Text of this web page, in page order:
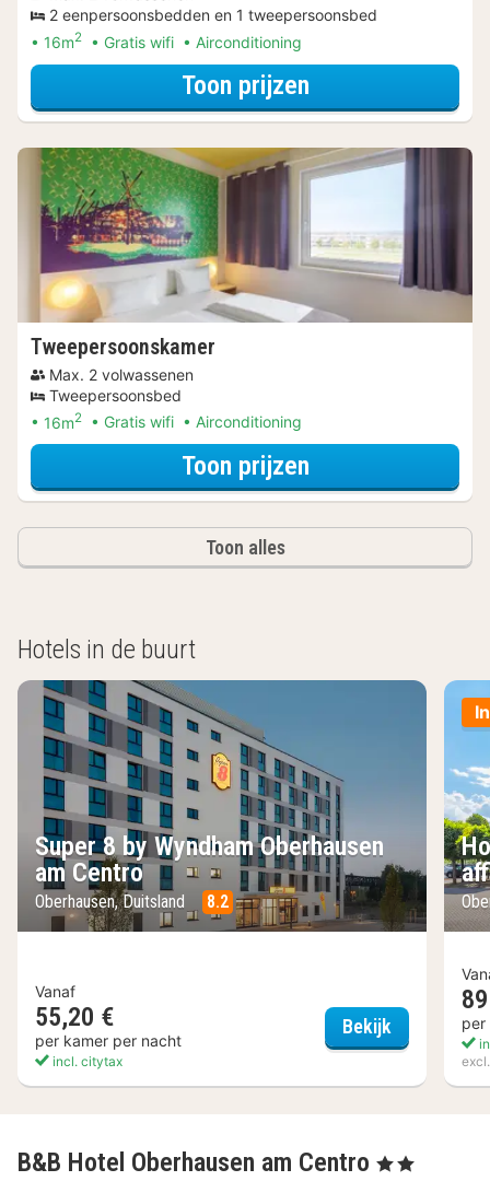
2 eenpersoonsbedden en 1 tweepersoonsbed
16m2 Gratis wifi Airconditioning
Toon prijzenvoor Beleef de
Tweepersoonskamer
Max. 2 volwassenen
Tweepersoonsbed
16m2 Gratis wifi Airconditioning
Toon prijzenvoor Beleef de
Toon alles
Hotels in de buurt
Super 8 by Wyndham Oberhausen
am Centro
Oberhausen, Duitsland 8.2
Vanaf
55,20 €
per kamer per nacht
incl. citytax
Bekijk Super 8 by
per
B&B Hotel Oberhausen am Centro , 2 Sterren